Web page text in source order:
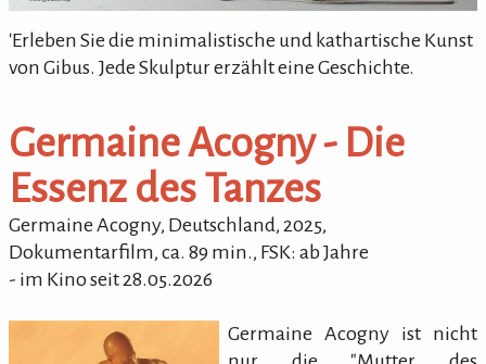
'Erleben Sie die minimalistische und kathartische Kunst
von Gibus. Jede Skulptur erzählt eine Geschichte.
Germaine Acogny - Die
Essenz des Tanzes
Germaine Acogny, Deutschland, 2025,
Dokumentarfilm, ca. 89 min., FSK: ab Jahre
- im Kino seit 28.05.2026
Germaine Acogny ist nicht